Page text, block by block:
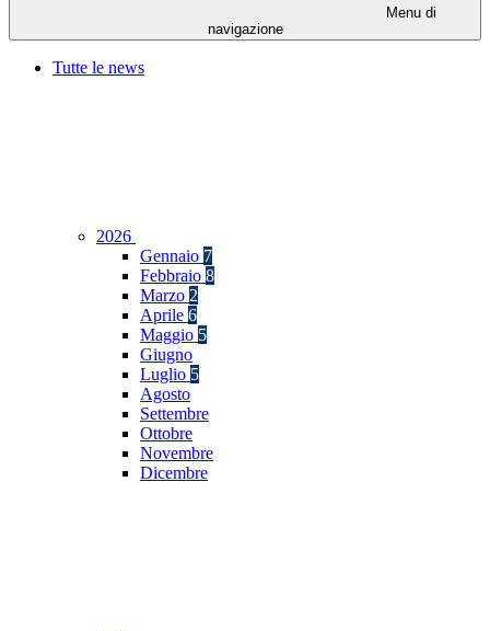
Menu di
navigazione
Tutte le news
2026
Gennaio 7
Febbraio 8
Marzo 2
Aprile 6
Maggio 5
Giugno
Luglio 5
Agosto
Settembre
Ottobre
Novembre
Dicembre